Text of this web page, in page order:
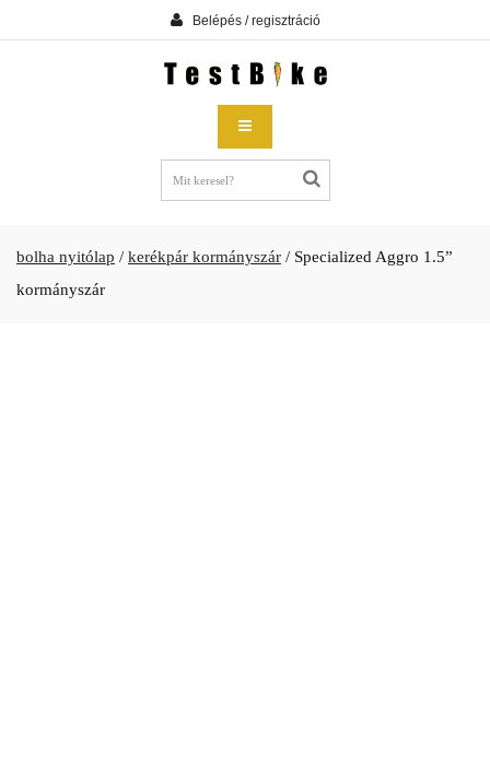
Belépés / regisztráció
bolha nyitólap / kerékpár kormányszár / Specialized Aggro 1.5”
kormányszár